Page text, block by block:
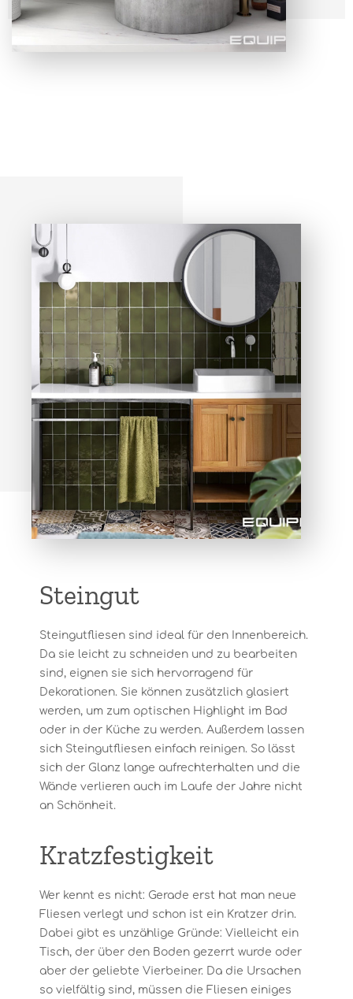
Steingut
Steingutfliesen sind ideal für den Innenbereich.
Da sie leicht zu schneiden und zu bearbeiten
sind, eignen sie sich hervorragend für
Dekorationen. Sie können zusätzlich glasiert
werden, um zum optischen Highlight im Bad
oder in der Küche zu werden. Außerdem lassen
sich Steingutfliesen einfach reinigen. So lässt
sich der Glanz lange aufrechterhalten und die
Wände verlieren auch im Laufe der Jahre nicht
an Schönheit.
Kratzfestigkeit
Wer kennt es nicht: Gerade erst hat man neue
Fliesen verlegt und schon ist ein Kratzer drin.
Dabei gibt es unzählige Gründe: Vielleicht ein
Tisch, der über den Boden gezerrt wurde oder
aber der geliebte Vierbeiner. Da die Ursachen
so vielfältig sind, müssen die Fliesen einiges